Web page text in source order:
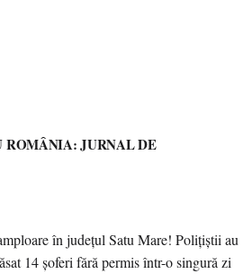
ROMÂNIA: JURNAL DE